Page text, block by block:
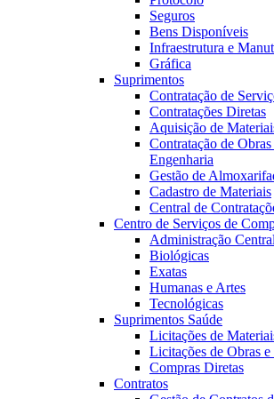
Seguros
Bens Disponíveis
Infraestrutura e
Gráfica
Suprimentos
Contratação de
Contratações Diretas
Aquisição de
Contratação de
Engenharia
Gestão de
Cadastro de Materiais
Central de
Centro de Serviços de
Administração Central
Biológicas
Exatas
Humanas e Artes
Tecnológicas
Suprimentos Saúde
Licitações de
Licitações de Obras e
Compras Diretas
Contratos